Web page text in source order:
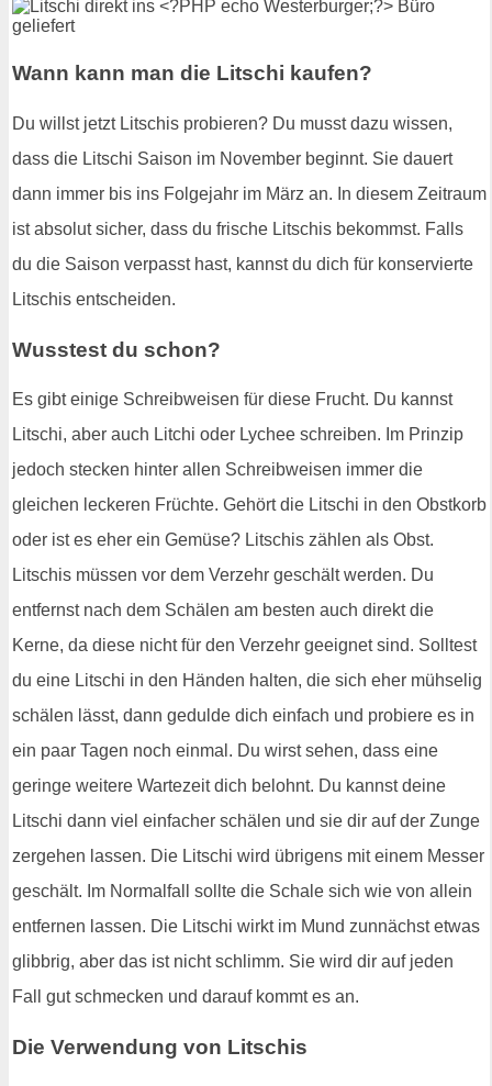
Wann kann man die Litschi kaufen?
Du willst jetzt Litschis probieren? Du musst dazu wissen,
dass die Litschi Saison im November beginnt. Sie dauert
dann immer bis ins Folgejahr im März an. In diesem Zeitraum
ist absolut sicher, dass du frische Litschis bekommst. Falls
du die Saison verpasst hast, kannst du dich für konservierte
Litschis entscheiden.
Wusstest du schon?
Es gibt einige Schreibweisen für diese Frucht. Du kannst
Litschi, aber auch Litchi oder Lychee schreiben. Im Prinzip
jedoch stecken hinter allen Schreibweisen immer die
gleichen leckeren Früchte. Gehört die Litschi in den Obstkorb
oder ist es eher ein Gemüse? Litschis zählen als Obst.
Litschis müssen vor dem Verzehr geschält werden. Du
entfernst nach dem Schälen am besten auch direkt die
Kerne, da diese nicht für den Verzehr geeignet sind. Solltest
du eine Litschi in den Händen halten, die sich eher mühselig
schälen lässt, dann gedulde dich einfach und probiere es in
ein paar Tagen noch einmal. Du wirst sehen, dass eine
geringe weitere Wartezeit dich belohnt. Du kannst deine
Litschi dann viel einfacher schälen und sie dir auf der Zunge
zergehen lassen. Die Litschi wird übrigens mit einem Messer
geschält. Im Normalfall sollte die Schale sich wie von allein
entfernen lassen. Die Litschi wirkt im Mund zunnächst etwas
glibbrig, aber das ist nicht schlimm. Sie wird dir auf jeden
Fall gut schmecken und darauf kommt es an.
Die Verwendung von Litschis